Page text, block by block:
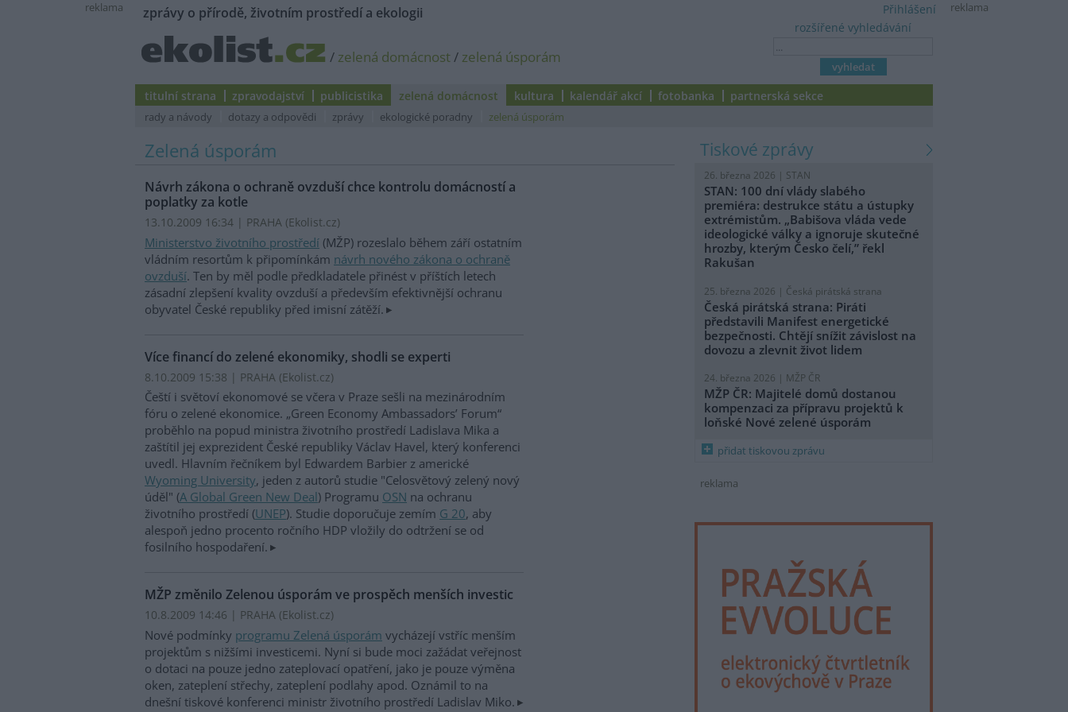
reklama
reklama zprávy o přírodě, životním prostředí a ekologii
/ zelená domácnost/ zelená úsporám
rozšířené vyhledávání
Přihlášení
titulní strana zpravodajství publicistika zelená domácnost kultura kalendář akcí fotobanka partnerská sekce
rady a návody dotazy a odpovědi zprávy ekologické poradny zelená úsporám
Zelená úsporám
Návrh zákona o ochraně ovzduší chce kontrolu domácností a
poplatky za kotle
13.10.2009 16:34 | PRAHA (Ekolist.cz)
Ministerstvo životního prostředí (MŽP) rozeslalo během září ostatním
vládním resortům k připomínkám návrh nového zákona o ochraně
ovzduší. Ten by měl podle předkladatele přinést v příštích letech
zásadní zlepšení kvality ovzduší a především efektivnější ochranu
obyvatel České republiky před imisní zátěží.
Více financí do zelené ekonomiky, shodli se experti
8.10.2009 15:38 | PRAHA (Ekolist.cz)
Čeští i světoví ekonomové se včera v Praze sešli na mezinárodním
fóru o zelené ekonomice. „Green Economy Ambassadors’ Forum“
proběhlo na popud ministra životního prostředí Ladislava Mika a
zaštítil jej exprezident České republiky Václav Havel, který konferenci
uvedl. Hlavním řečníkem byl Edwardem Barbier z americké
Wyoming University, jeden z autorů studie "Celosvětový zelený nový
úděl" (A Global Green New Deal) Programu OSN na ochranu
životního prostředí (UNEP). Studie doporučuje zemím G 20, aby
alespoň jedno procento ročního HDP vložily do odtržení se od
fosilního hospodaření.
MŽP změnilo Zelenou úsporám ve prospěch menších investic
10.8.2009 14:46 | PRAHA (Ekolist.cz)
Nové podmínky programu Zelená úsporám vycházejí vstříc menším
projektům s nižšími investicemi. Nyní si bude moci zažádat veřejnost
o dotaci na pouze jedno zateplovací opatření, jako je pouze výměna
oken, zateplení střechy, zateplení podlahy apod. Oznámil to na
dnešní tiskové konferenci ministr životního prostředí Ladislav Miko.
tiskové zprávy
26. března 2026 | STAN
STAN: 100 dní vlády slabého
premiéra: destrukce státu a ústupky
extrémistům. „Babišova vláda vede
ideologické války a ignoruje skutečné
hrozby, kterým Česko čelí,” řekl
Rakušan
25. března 2026 | Česká pirátská strana
Česká pirátská strana: Piráti
představili Manifest energetické
bezpečnosti. Chtějí snížit závislost na
dovozu a zlevnit život lidem
24. března 2026 | MŽP ČR
MŽP ČR: Majitelé domů dostanou
kompenzaci za přípravu projektů k
loňské Nové zelené úsporám
přidat tiskovou zprávu
reklama